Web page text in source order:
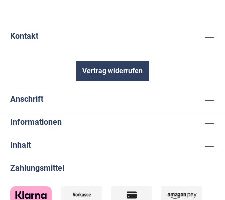
Kontakt
Vertrag widerrufen
Anschrift
Informationen
Inhalt
Zahlungsmittel